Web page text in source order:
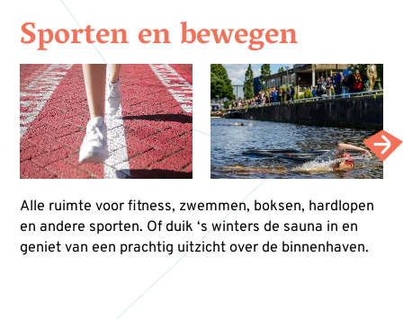
Sporten en bewegen
Alle ruimte voor fitness, zwemmen, boksen, hardlopen
en andere sporten. Of duik ‘s winters de sauna in en
geniet van een prachtig uitzicht over de binnenhaven.